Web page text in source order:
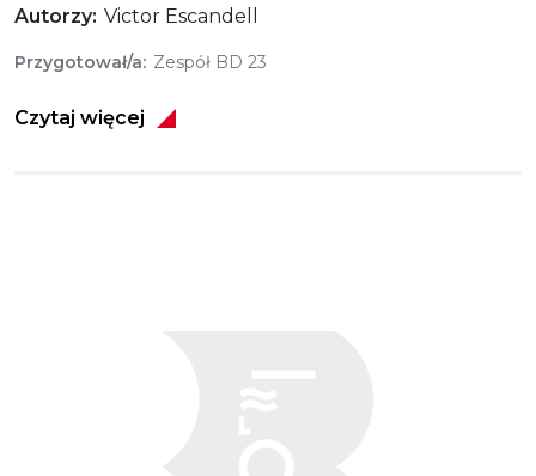
Autorzy Victor Escandell
Przygotował/a Zespół BD 23
Czytaj więcej